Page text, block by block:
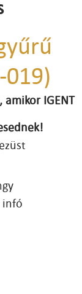
019)
IGENT
infó